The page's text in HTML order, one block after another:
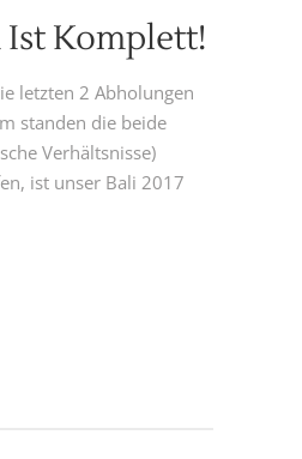
Ist Komplett!
letzten 2 Abholungen
standen die beide
Verhältsnisse)
ist unser Bali 2017